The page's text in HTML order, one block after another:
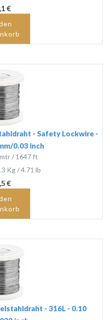
€
- Safety Lockwire -
0.03 inch
/ 1647 ft
Kg / 4.71 lb
€
- 316L - 0.10